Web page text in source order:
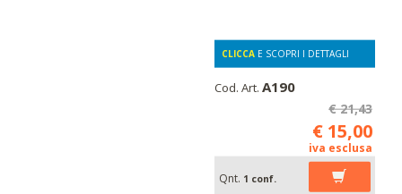
CLICCA E SCOPRI I DETTAGLI
Cod. Art. A190
€ 21,43
€ 15,00
iva esclusa
Qnt. 1 conf.